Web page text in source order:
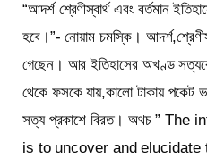
“আদর্শ শ্রেণীস্বার্থ এবং বর্তমান
হবে।”- নোয়াম চমস্কি।
গেছেন। আর ইতিহাসের অখণ্ড
থেকে ফসকে যায়,কালো টাকায় পকেট
সত্য প্রকাশে বিরত। অথচ ”
is to uncover and